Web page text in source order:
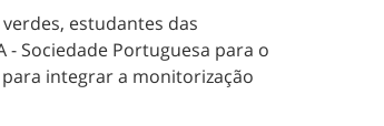
estudantes das
Sociedade Portuguesa para o
integrar a monitorização